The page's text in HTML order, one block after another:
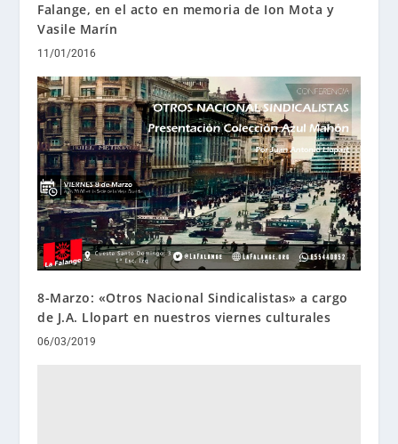
Falange, en el acto en memoria de Ion Mota y
Vasile Marín
11/01/2016
8-Marzo: «Otros Nacional Sindicalistas» a cargo
de J.A. Llopart en nuestros viernes culturales
06/03/2019